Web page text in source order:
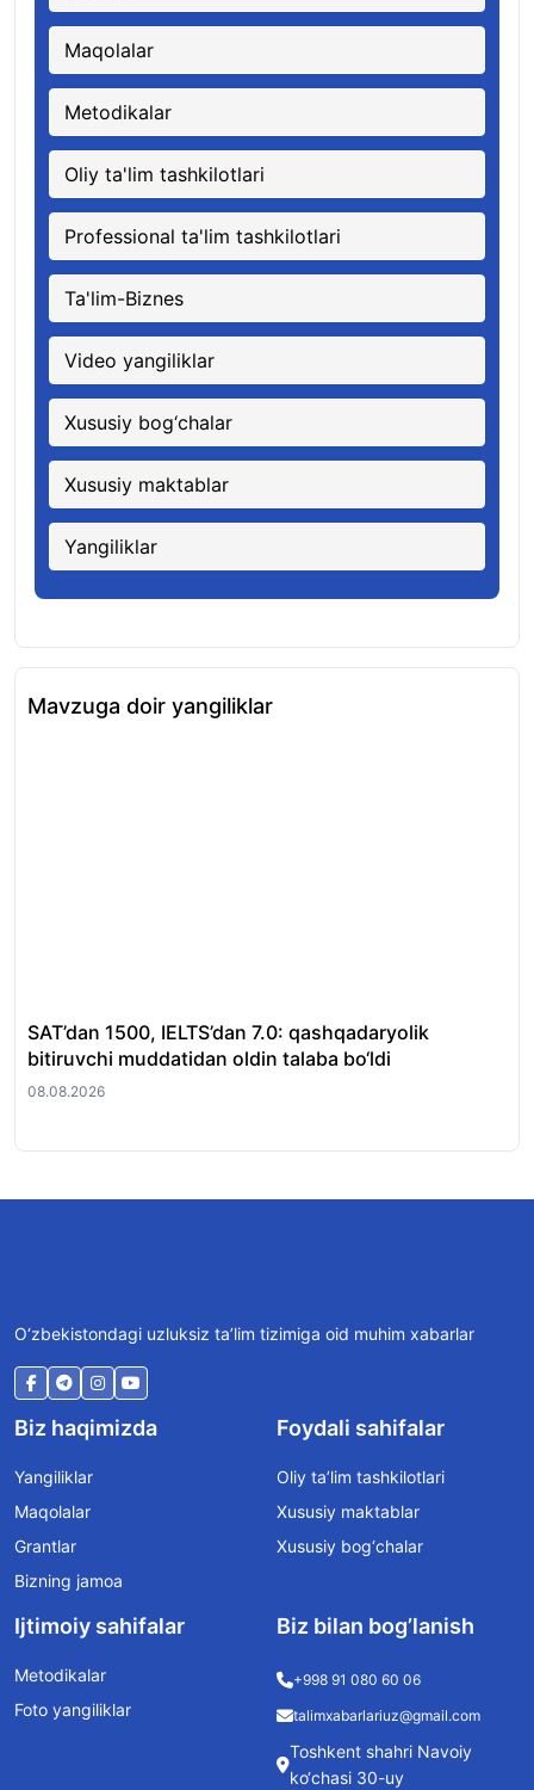
Maqolalar
Metodikalar
Oliy ta'lim tashkilotlari
Professional ta'lim tashkilotlari
Ta'lim-Biznes
Video yangiliklar
Xususiy bog‘chalar
Xususiy maktablar
Yangiliklar
Mavzuga doir yangiliklar
SAT’dan 1500, IELTS’dan 7.0: qashqadaryolik
bitiruvchi muddatidan oldin talaba bo‘ldi
08.08.2026
O‘zbekistondagi uzluksiz ta’lim tizimiga oid muhim xabarlar
Biz haqimizda
Yangiliklar
Maqolalar
Grantlar
Bizning jamoa
Foydali sahifalar
Oliy ta’lim tashkilotlari
Xususiy maktablar
Xususiy bog‘chalar
Ijtimoiy sahifalar
Metodikalar
Foto yangiliklar
Biz bilan bog’lanish
+998 91 080 60 06
talimxabarlariuz@gmail.com
Toshkent shahri Navoiy
ko‘chasi 30-uy